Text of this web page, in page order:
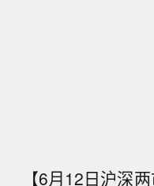
【6月12日沪深